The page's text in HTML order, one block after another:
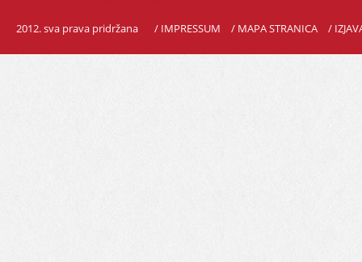
2012. sva prava pridržana / IMPRESSUM / MAPA STRANICA /